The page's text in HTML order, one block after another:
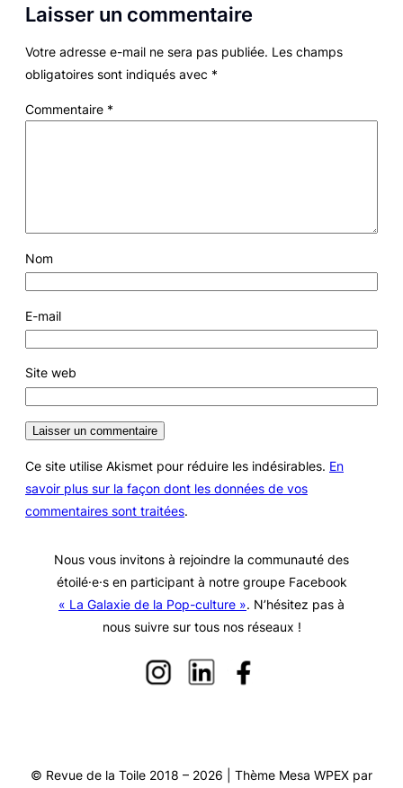
Laisser un commentaire
Votre adresse e-mail ne sera pas publiée. Les champs
obligatoires sont indiqués avec *
Commentaire *
Nom
E-mail
Site web
Ce site utilise Akismet pour réduire les indésirables. En
savoir plus sur la façon dont les données de vos
commentaires sont traitées.
Nous vous invitons à rejoindre la communauté des
étoilé·e·s en participant à notre groupe Facebook
« La Galaxie de la Pop-culture ». N’hésitez pas à
nous suivre sur tous nos réseaux !
© Revue de la Toile 2018 – 2026 | Thème Mesa WPEX par